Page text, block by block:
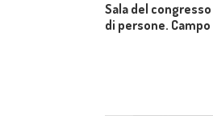
Sala del
di persone.